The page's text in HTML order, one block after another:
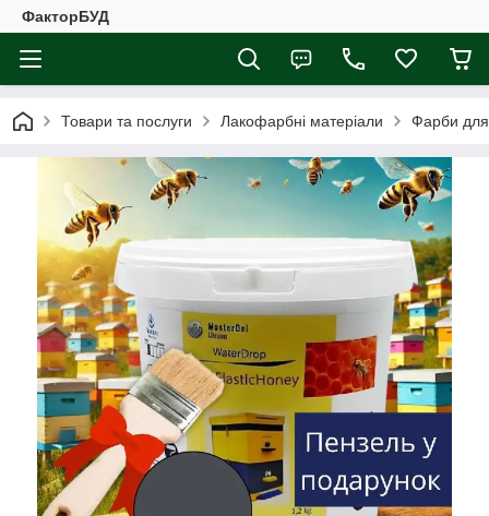
ФакторБУД
Товари та послуги Лакофарбні матеріали Фарби для